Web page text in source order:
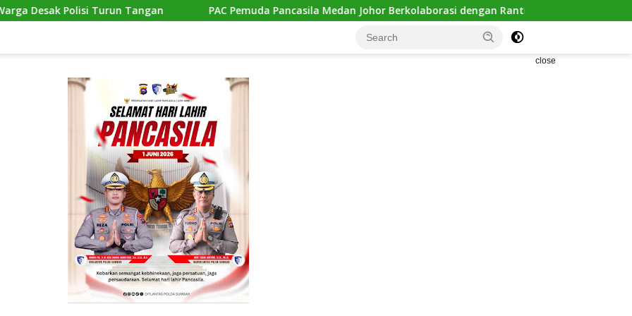
Tangan PAC Pemuda Pancasila Medan Johor Berkolaborasi dengan Ranting Kwala Bekala Gelar Jumat Berkah,
close